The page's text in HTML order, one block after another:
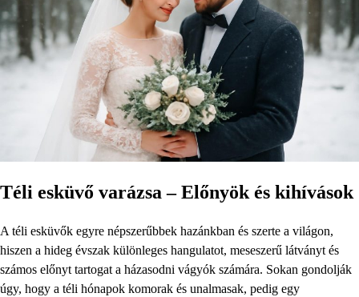
Téli esküvő varázsa – Előnyök és kihívások
A téli esküvők egyre népszerűbbek hazánkban és szerte a világon,
hiszen a hideg évszak különleges hangulatot, meseszerű látványt és
számos előnyt tartogat a házasodni vágyók számára. Sokan gondolják
úgy, hogy a téli hónapok komorak és unalmasak, pedig egy